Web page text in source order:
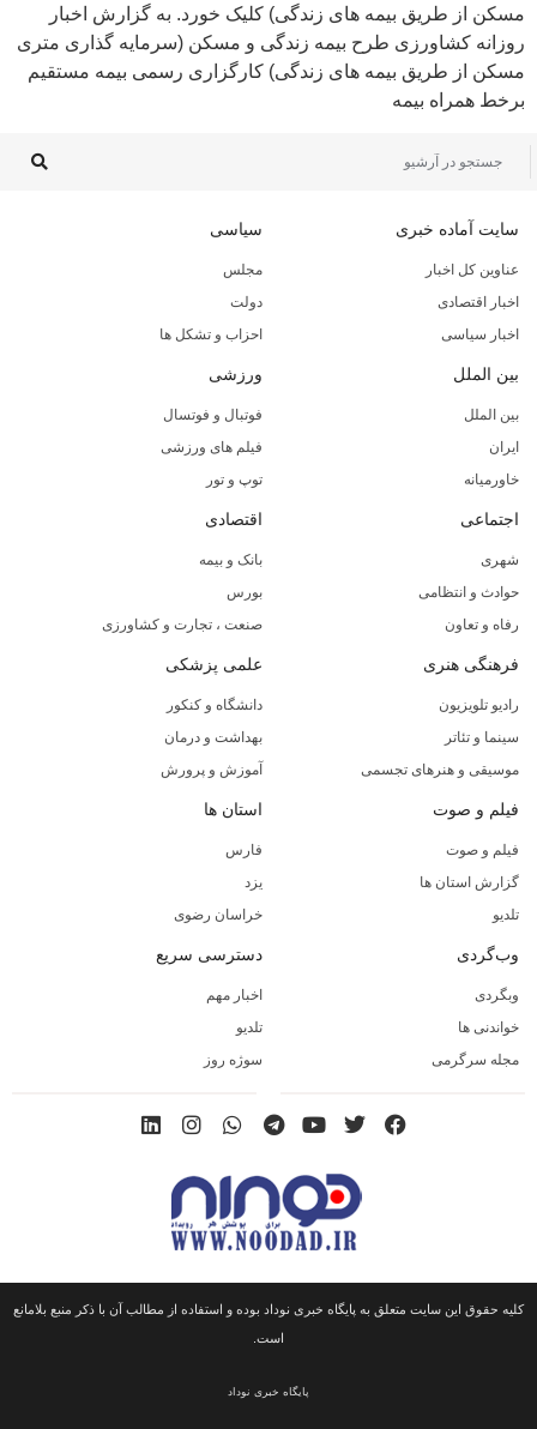
مسکن از طریق بیمه های زندگی) کلیک خورد. به گزارش اخبار
روزانه کشاورزی طرح بیمه زندگی و مسکن (سرمایه گذاری متری
مسکن از طریق بیمه های زندگی) کارگزاری رسمی بیمه مستقیم
برخط همراه بیمه
سایت آماده خبری
عناوین کل اخبار
اخبار اقتصادی
اخبار سیاسی
سیاسی
مجلس
دولت
احزاب و تشکل ها
بین الملل
بین الملل
ایران
خاورمیانه
ورزشی
فوتبال و فوتسال
فیلم های ورزشی
توپ و تور
اجتماعی
شهری
حوادث و انتظامی
رفاه و تعاون
اقتصادی
بانک و بیمه
بورس
صنعت ، تجارت و کشاورزی
فرهنگی هنری
رادیو تلویزیون
سینما و تئاتر
موسیقی و هنرهای تجسمی
علمی پزشکی
دانشگاه و کنکور
بهداشت و درمان
آموزش و پرورش
فیلم و صوت
فیلم و صوت
گزارش استان ها
تلدیو
استان ها
فارس
یزد
خراسان رضوی
وب‌گردی
وبگردی
خواندنی ها
مجله سرگرمی
دسترسی سریع
اخبار مهم
تلدیو
سوژه روز
کلیه حقوق این سایت متعلق به پایگاه خبری نوداد بوده و استفاده از مطالب آن با ذکر منبع بلامانع
است.
پایگاه خبری نوداد